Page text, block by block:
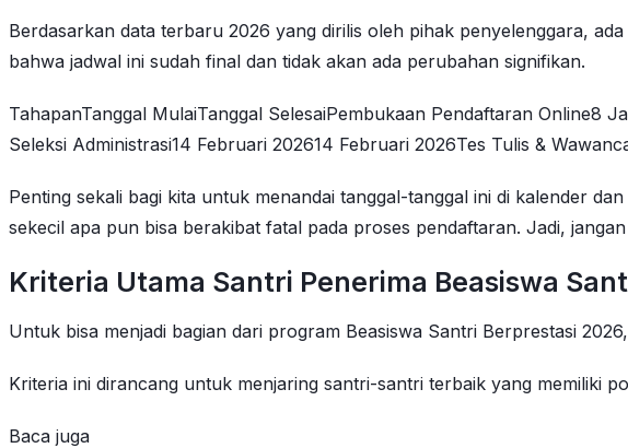
Berdasarkan data terbaru 2026 yang dirilis oleh pihak penyelenggara,
bahwa jadwal ini sudah final dan tidak akan ada perubahan signifikan.
TahapanTanggal MulaiTanggal SelesaiPembukaan Pendaftaran Online8
Seleksi Administrasi14 Februari 202614 Februari 2026Tes Tulis &
Penting sekali bagi kita untuk menandai tanggal-tanggal ini di kalender
sekecil apa pun bisa berakibat fatal pada proses pendaftaran. Jadi,
Kriteria Utama Santri Penerima Beasiswa
Untuk bisa menjadi bagian dari program Beasiswa Santri Berprestasi
Kriteria ini dirancang untuk menjaring santri-santri terbaik yang memiliki
Baca juga